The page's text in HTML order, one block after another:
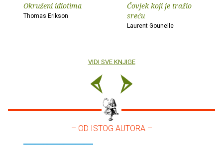
Okruženi idiotima
Thomas Erikson
Čovjek koji je tražio
sreću
Laurent Gounelle
VIDI SVE KNJIGE
– OD ISTOG AUTORA –